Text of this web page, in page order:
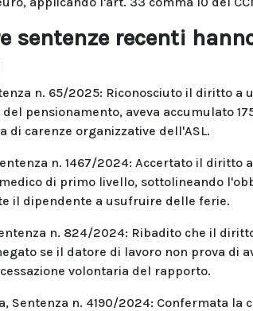
sentenze recenti
n. 65/2025: Riconosciuto il diritto
pensionamento, aveva accumulato
di carenze organizzative dell'ASL.
n. 1467/2024: Accertato il
di primo livello, sottolineando
il dipendente a usufruire delle ferie.
n. 824/2024: Ribadito che il
se il datore di lavoro non prova di
volontaria del rapporto.
Sentenza n. 4190/2024: Confermata